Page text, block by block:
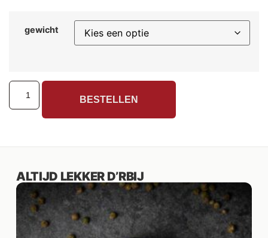
gewicht
BESTELLEN
ALTIJD LEKKER D’RBIJ